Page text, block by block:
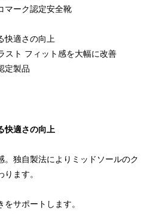
マーク認定安全靴
快適さの向上
スト フィット感を大幅に改善
定製品
快適さの向上
。独自製法によりミッドソールのク
ます。
サポートします。